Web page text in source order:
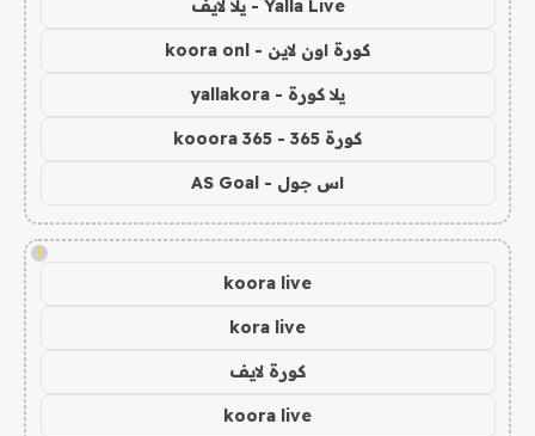
Yalla Live - يلا لايف
كورة اون لاين - koora onl
يلا كورة - yallakora
كورة 365 - kooora 365
اس جول - AS Goal
!
koora live
kora live
كورة لايف
koora live